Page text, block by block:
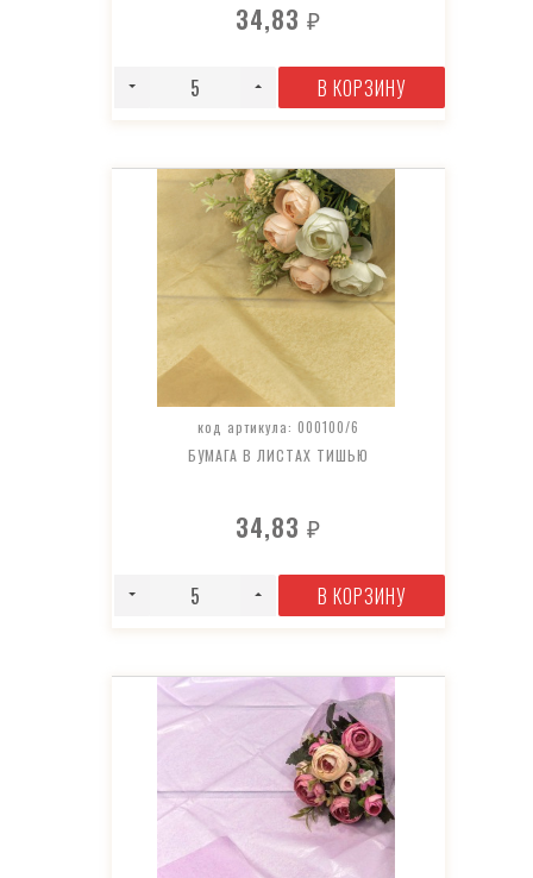
34,83₽
В КОРЗИНУ
код артикула: 000100/6
БУМАГА В ЛИСТАХ ТИШЬЮ
34,83₽
В КОРЗИНУ